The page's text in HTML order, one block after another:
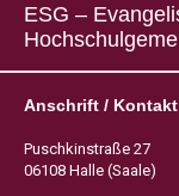
ESG –
Anschrift / Kontakt
Puschkinstraße 27
06108 Halle (Saale)